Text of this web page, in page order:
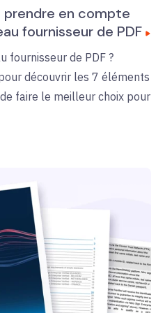
prendre en compte
fournisseur de PDF
fournisseur de PDF ?
découvrir les 7 éléments
faire le meilleur choix pour